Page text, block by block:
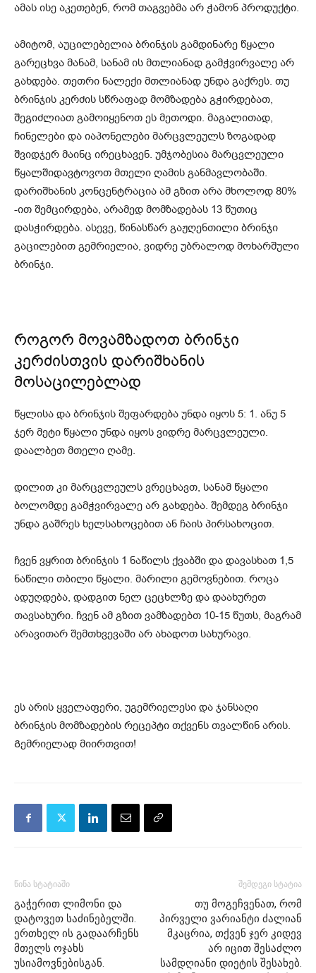
ამას ისე აკეთებენ, რომ თაგვებმა არ ჭამონ პროდუქტი.
ამიტომ, აუცილებელია ბრინჯის გამდინარე წყალი
გარეცხვა მანამ, სანამ ის მთლიანად გამჭვირვალე არ
გახდება. თეთრი ნალექი მთლიანად უნდა გაქრეს. თუ
ბრინჯის კერძის სწრაფად მომზადება გჭირდებათ,
შეგიძლიათ გამოიყენოთ ეს მეთოდი. მაგალითად,
ჩინელები და იაპონელები მარცვლეულს ზოგადად
შვიდჯერ მაინც ირეცხავენ. უმჯობესია მარცვლეული
წყალშიდავტოვოთ მთელი ღამის განმავლობაში.
დარიშხანის კონცენტრაცია ამ გზით არა მხოლოდ 80%
-ით შემცირდება, არამედ მომზადებას 13 წუთიც
დასჭირდება. ასევე, წინასწარ გაჟღენთილი ბრინჯი
გაცილებით გემრიელია, ვიდრე უბრალოდ მოხარშული
ბრინჯი.
როგორ მოვამზადოთ ბრინჯი
კერძისთვის დარიშხანის
მოსაცილებლად
წყლისა და ბრინჯის შეფარდება უნდა იყოს 5: 1. ანუ 5
ჯერ მეტი წყალი უნდა იყოს ვიდრე მარცვლეული.
დაალბეთ მთელი ღამე.
დილით კი მარცვლეულს ვრეცხავთ, სანამ წყალი
ბოლომდე გამჭვირვალე არ გახდება. შემდეგ ბრინჯი
უნდა გაშრეს ხელსახოცებით ან ჩაის პირსახოცით.
ჩვენ ვყრით ბრინჯის 1 ნაწილს ქვაბში და დავასხათ 1,5
ნაწილი თბილი წყალი. მარილი გემოვნებით. როცა
ადუღდება, დადგით ნელ ცეცხლზე და დაახურეთ
თავსახური. ჩვენ ამ გზით ვამზადებთ 10-15 წუთს, მაგრამ
არავითარ შემთხვევაში არ ახადოთ სახურავი.
ეს არის ყველაფერი, უგემრიელესი და ჯანსაღი
ბრინჯის მომზადების რეცეპტი თქვენს თვალწინ არის.
Გემრიელად მიირთვით!
წინა სტატიაში
გაჭერით ლიმონი და
დატოვეთ საძინებელში.
ერთხელ ის გადაარჩენს
მთელს ოჯახს
უსიამოვნებისგან.
შემდეგი სტატია
თუ მოგეჩვენათ, რომ
პირველი ვარიანტი ძალიან
მკაცრია, თქვენ ჯერ კიდევ
არ იცით შესაძლო
სამდღიანი დიეტის შესახებ.